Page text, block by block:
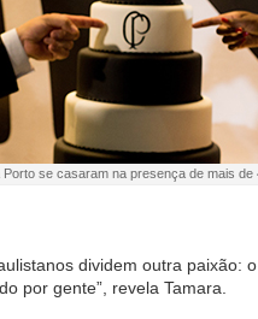
se casaram na presença de mais
dividem outra paixão:
por gente”, revela Tamara.